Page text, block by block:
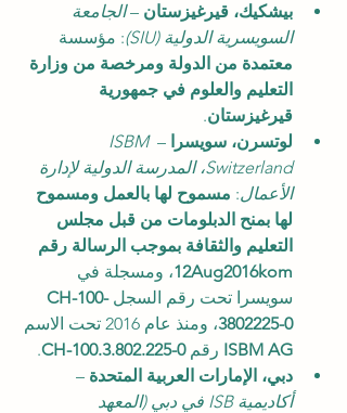
بيشكيك، قيرغيزستان – الجامعة
السويسرية الدولية (SIU)
: مؤسسة
معتمدة من الدولة ومرخصة من وزارة
التعليم والعلوم في جمهورية
قيرغيزستان.
لوتسرن، سويسرا –
ISBM
Switzerland، المدرسة الدولية لإدارة
الأعمال: مسموح لها بالعمل ومسموح
لها بمنح الدبلومات من قبل مجلس
التعليم والثقافة بموجب الرسالة رقم
12Aug2016kom، ومسجلة في
سويسرا تحت رقم السجل CH-100-
3802225-0، ومنذ عام 2016 تحت الاسم
ISBM AG رقم CH-100.3.802.225-0
.
دبي، الإمارات العربية المتحدة –
أكاديمية ISB في دبي (المعهد